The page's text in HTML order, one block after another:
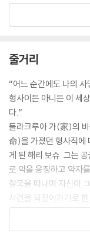
오르는 그런 때, 나는
내가 해야 할 일을 깨
몇 개월이 지나는 동안
축하하지 않고 지나간
신분증의 위력을 나의
나는 그 두 가지를 불가
가질 수 없었던 것이다.
체성이 경찰 신분증을
의 사명은 간섭받지 않
아 할 일은 죽은 자 편
온갖 목소리를 담고 있
은 내게 호소했다. 범죄
벤턴의 모습이 가장 선
줄거리
“어느 순간에도 나의
형사이든 아니든 이 세
다.”
들라크루아 가(家)의
命)을 가졌던 형사직에
게 된 해리 보슈. 그는
로 악을 응징하고 약자
찰국을 떠나며 자신이
사건을 되짚어가기로
200만 달러 강탈 사건
만, 끝내 범인을 찾지